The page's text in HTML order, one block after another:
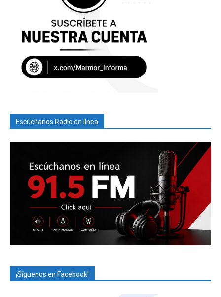
Escúchanos Radio en línea
¡Síguenos en Facebook!